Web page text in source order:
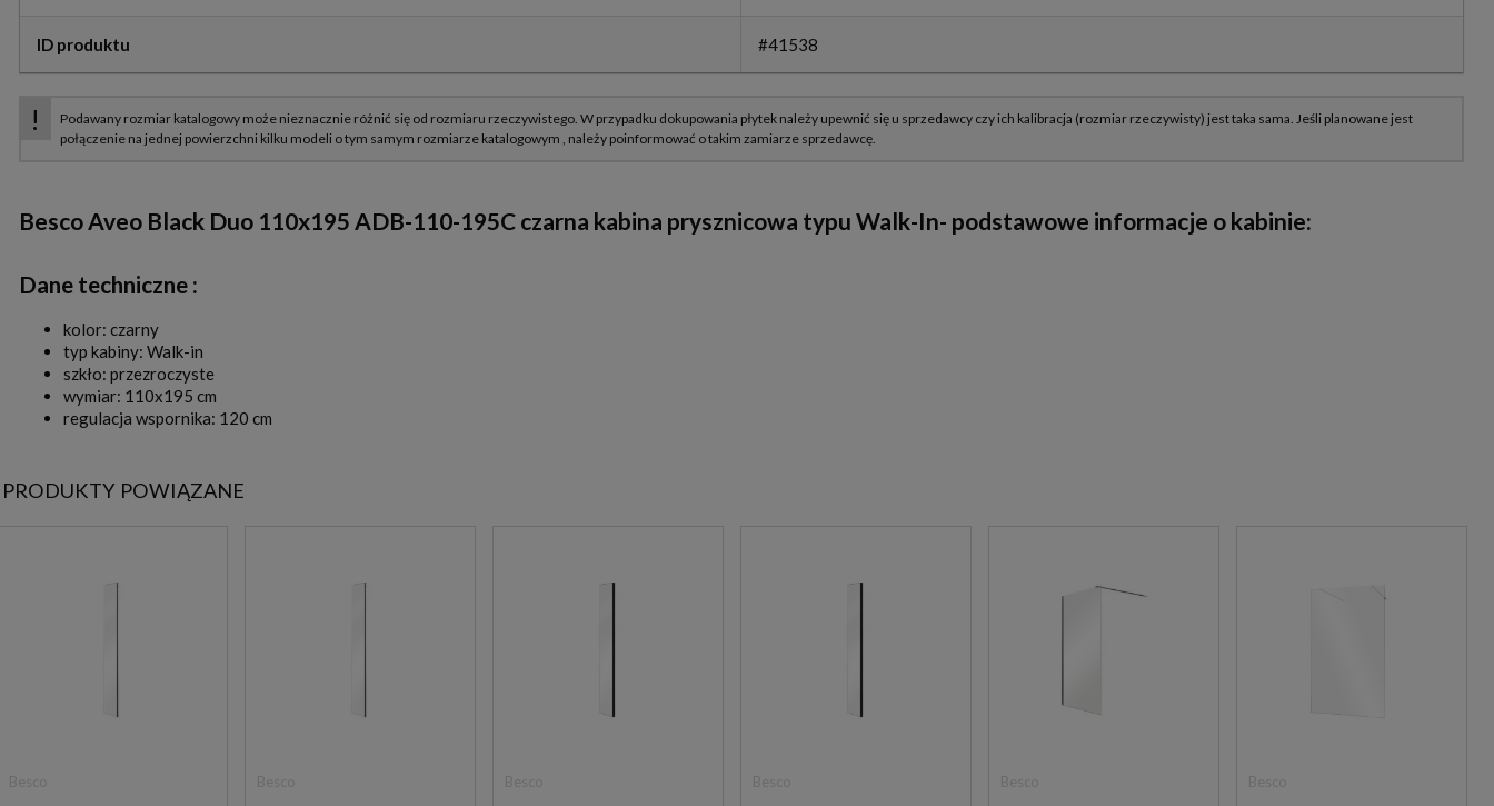
ID produktu #41538
Besco Aveo Black Duo 110x195 ADB-110-195C czarna kabina prysznicowa typu Walk-In- podstawowe informacje o kabinie:
Dane techniczne :
kolor: czarny
typ kabiny: Walk-in
szkło: przezroczyste
wymiar: 110x195 cm
regulacja wspornika: 120 cm
PRODUKTY POWIĄZANE